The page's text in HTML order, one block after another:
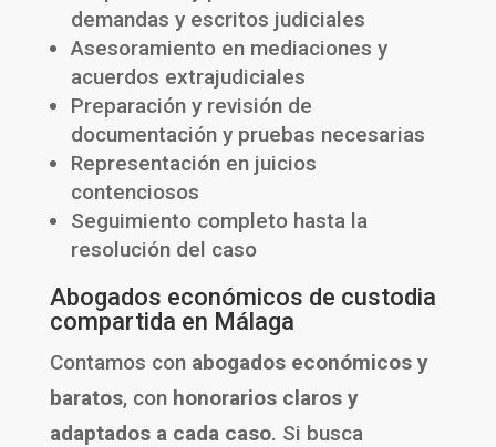
demandas y escritos judiciales
Asesoramiento en mediaciones y
acuerdos extrajudiciales
Preparación y revisión de
documentación y pruebas necesarias
Representación en juicios
contenciosos
Seguimiento completo hasta la
resolución del caso
Abogados económicos de custodia
compartida en Málaga
Contamos con abogados económicos y
baratos, con honorarios claros y
adaptados a cada caso. Si busca